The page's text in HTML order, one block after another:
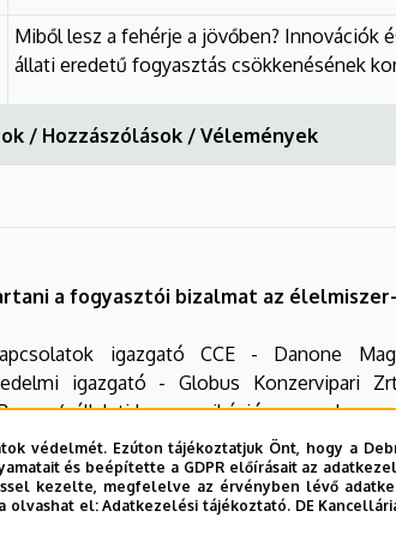
Miből lesz a fehérje a jövőben? Innovációk
állati eredetű fogyasztás csökkenésének
/ Hozzászólások / Vélemények
a fogyasztói bizalmat az
igazgató CCE - Danone
igazgató - Globus Konzervipari
(vállalati kommunikációs menedzser -
Marketing és Kereskedelem Intézet)
védelmét. Ezúton tájékoztatjuk Önt, hogy a
és beépítette a GDPR előírásait az
kezelte, megfelelve az érvényben lévő
olvashat el:Adatkezelési tájékoztató. DE